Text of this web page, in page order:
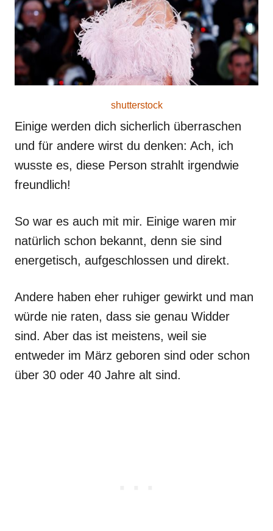
shutterstock
Einige werden dich sicherlich überraschen
und für andere wirst du denken: Ach, ich
wusste es, diese Person strahlt irgendwie
freundlich!
So war es auch mit mir. Einige waren mir
natürlich schon bekannt, denn sie sind
energetisch, aufgeschlossen und direkt.
Andere haben eher ruhiger gewirkt und man
würde nie raten, dass sie genau Widder
sind. Aber das ist meistens, weil sie
entweder im März geboren sind oder schon
über 30 oder 40 Jahre alt sind.